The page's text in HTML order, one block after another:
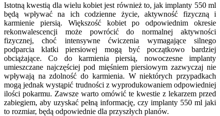
Istotną kwestią dla wielu kobiet jest również to, jak implanty 550 ml
będą wpływać na ich codzienne życie, aktywność fizyczną i
karmienie piersią. Większość kobiet po odpowiednim okresie
rekonwalescencji może powrócić do normalnej aktywności
fizycznej, choć intensywne ćwiczenia wymagające silnego
podparcia klatki piersiowej mogą być początkowo bardziej
obciążające. Co do karmienia piersią, nowoczesne implanty
umieszczane najczęściej pod mięśniem piersiowym zazwyczaj nie
wpływają na zdolność do karmienia. W niektórych przypadkach
mogą jednak wystąpić trudności z wyprodukowaniem odpowiedniej
ilości pokarmu. Zawsze warto omówić te kwestie z lekarzem przed
zabiegiem, aby uzyskać pełną informację, czy implanty 550 ml jaki
to rozmiar, będą odpowiednie dla przyszłych planów.